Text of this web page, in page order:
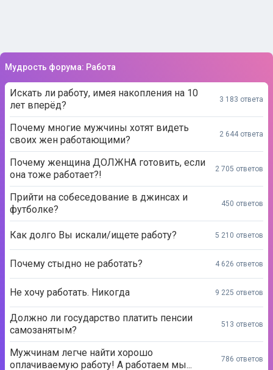
Мудрость форума: Работа
Искать ли работу, имея накопления на 10
лет вперёд?
3 183 ответа
Почему многие мужчины хотят видеть
своих жен работающими?
2 644 ответа
Почему женщина ДОЛЖНА готовить, если
она тоже работает?!
2 705 ответов
Прийти на собеседование в джинсах и
футболке?
450 ответов
Как долго Вы искали/ищете работу? 5 210 ответов
Почему стыдно не работать? 4 626 ответов
Не хочу работать. Никогда 9 225 ответов
Должно ли государство платить пенсии
самозанятым?
513 ответов
Мужчинам легче найти хорошо
оплачиваемую работу! А работаем мы...
786 ответов